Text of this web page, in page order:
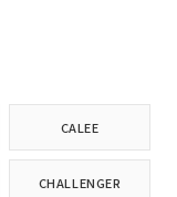
CALEE
CHALLENGER